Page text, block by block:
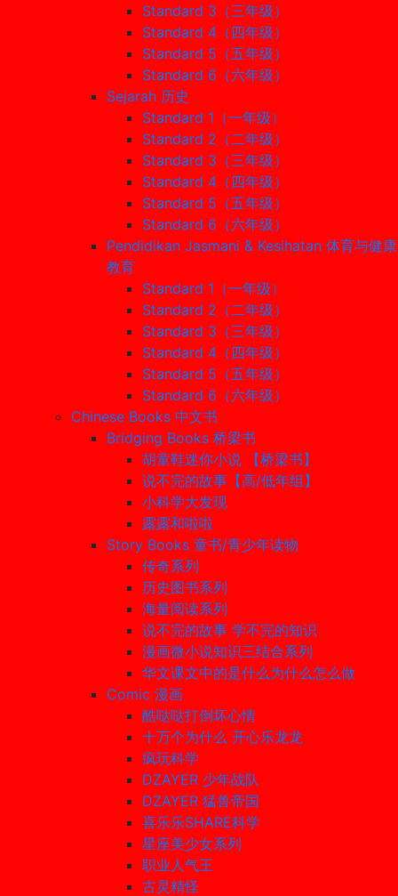
Standard 3（三年级）
Standard 4（四年级）
Standard 5（五年级）
Standard 6（六年级）
Sejarah 历史
Standard 1（一年级）
Standard 2（二年级）
Standard 3（三年级）
Standard 4（四年级）
Standard 5（五年级）
Standard 6（六年级）
Pendidikan Jasmani & Kesihatan 体育与健康
教育
Standard 1（一年级）
Standard 2（二年级）
Standard 3（三年级）
Standard 4（四年级）
Standard 5（五年级）
Standard 6（六年级）
Chinese Books 中文书
Bridging Books 桥梁书
胡童鞋迷你小说 【桥梁书】
说不完的故事【高/低年组】
小科学大发现
露露和啦啦
Story Books 童书/青少年读物
传奇系列
历史图书系列
海量阅读系列
说不完的故事 学不完的知识
漫画微小说知识三结合系列
华文课文中的是什么为什么怎么做
Comic 漫画
酷哒哒打倒坏心情
十万个为什么 开心乐龙龙
疯玩科学
DZAYER 少年战队
DZAYER 猛兽帝国
喜乐乐SHARE科学
星座美少女系列
职业人气王
古灵精怪